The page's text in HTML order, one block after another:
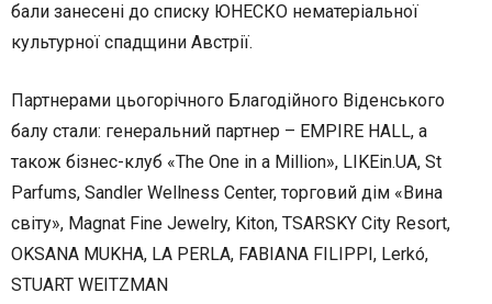
бали занесені до списку ЮНЕСКО нематеріальної
культурної спадщини Австрії.
Партнерами цьогорічного Благодійного Віденського
балу стали: генеральний партнер – EMPIRE HALL, а
також бізнес-клуб «The One in a Million», LIKEin.UA, St
Parfums, Sandler Wellness Center, торговий дім «Вина
світу», Magnat Fine Jewelry, Kiton, TSARSKY City Resort,
OKSANA MUKHA, LA PERLA, FABIANA FILIPPI, Lerkó,
STUART WEITZMAN